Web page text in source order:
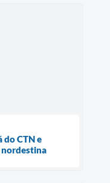
do CTN e
nordestina